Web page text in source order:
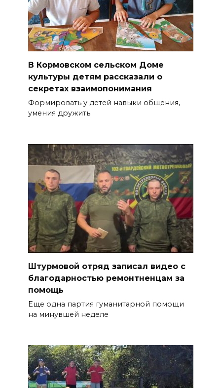
В Кормовском сельском Доме
культуры детям рассказали о
секретах взаимопонимания
Формировать у детей навыки общения,
умения дружить
Штурмовой отряд записал видео с
благодарностью ремонтненцам за
помощь
Еще одна партия гуманитарной помощи
на минувшей неделе